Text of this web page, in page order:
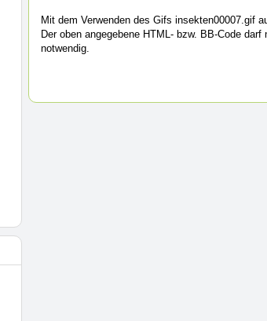
Mit dem Verwenden des Gifs insekten00007.gif
Der oben angegebene HTML- bzw. BB-Code
notwendig.